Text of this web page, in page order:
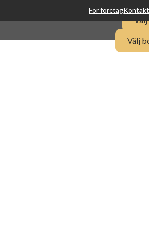
För företagKontakt
Välj
Välj